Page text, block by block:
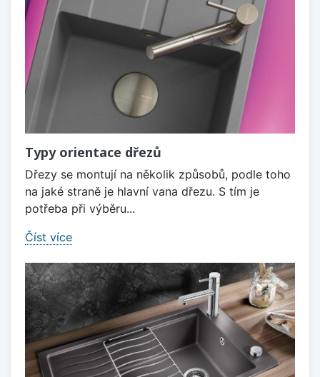
Typy orientace dřezů
Dřezy se montují na několik způsobů, podle toho
na jaké straně je hlavní vana dřezu. S tím je
potřeba při výběru...
Číst více